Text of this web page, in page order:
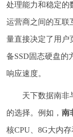
处理能力和稳定的
运营商之间的互联
量直接决定了用户
备SSD固态硬盘的
响应速度。
天下数据南非
的选择。例如，南
核CPU、8G大内